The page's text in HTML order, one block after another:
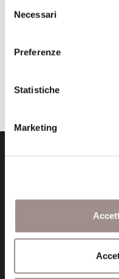
delNecessari
Preferenze
Statistiche
Marketing
Pubblicata da:
Via
P.I.